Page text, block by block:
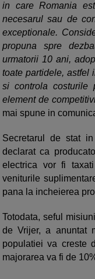
in care Romania
necesarul sau de
exceptionale.
propuna spre
urmatorii 10 ani,
toate partidele, astfel
si controla costurile
element de
mai spune in
Secretarul de stat
declarat ca
electrica vor fi
veniturile
pana la incheierea
Totodata, seful
de Vrijer, a anuntat
populatiei va creste
majorarea va fi de